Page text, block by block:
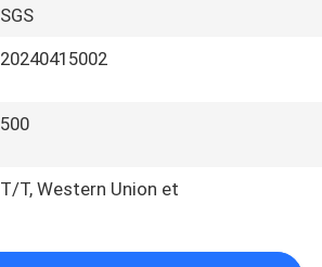
SGS
20240415002
500
T/T, Western Union et